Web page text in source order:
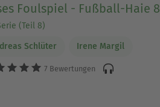
Foulspiel - Fußball-Haie 8
(Teil 8)
Schlüter Irene Margil
7 Bewertungen